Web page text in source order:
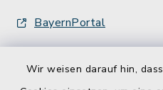
Wir weisen darauf hin,
BayernPortal